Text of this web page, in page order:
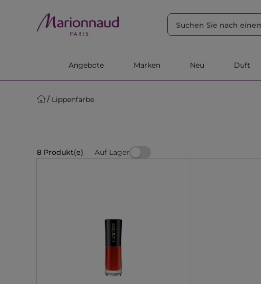
Angebote Marken Neu Duft
Lippenfarbe
8 Produkt(e) Auf Lager